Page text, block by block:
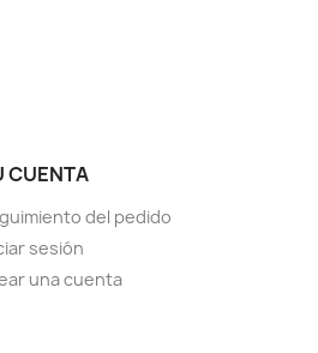
CUENTA
del pedido
sesión
una cuenta